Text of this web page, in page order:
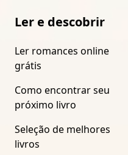
Ler e descobrir
Ler romances online
grátis
Como encontrar seu
próximo livro
Seleção de melhores
livros